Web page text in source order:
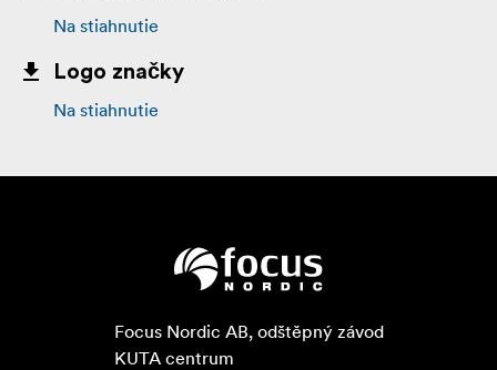
Na stiahnutie
Logo značky
Na stiahnutie
Focus Nordic AB, odštěpný závod
KUTA centrum